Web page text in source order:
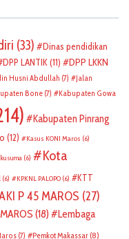
(33)
Dinas pendidikan
DPP LANTIK(11)
DPP LKKN
Husni Abdullah (7)
Jalan
Bone (7) Kabupaten Gowa
Kabupaten Pinrang
(12) Kasus KONI Maros (6)
(6)
Kota
(6) KPKNL PALOPO (6)
KTT
P 45 MAROS (27)
(18)
Lembaga
(7) Pemkot Makassar (8)